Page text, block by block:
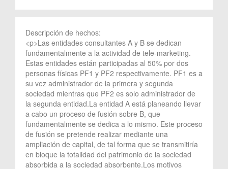
Descripción de hechos:
<p>Las entidades consultantes A y B se dedican
fundamentalmente a la actividad de tele-marketing.
Estas entidades están participadas al 50% por dos
personas físicas PF1 y PF2 respectivamente. PF1 es a
su vez administrador de la primera y segunda
sociedad mientras que PF2 es solo administrador de
la segunda entidad.La entidad A está planeando llevar
a cabo un proceso de fusión sobre B, que
fundamentalmente se dedica a lo mismo. Este proceso
de fusión se pretende realizar mediante una
ampliación de capital, de tal forma que se transmitiría
en bloque la totalidad del patrimonio de la sociedad
absorbida a la sociedad absorbente.Los motivos